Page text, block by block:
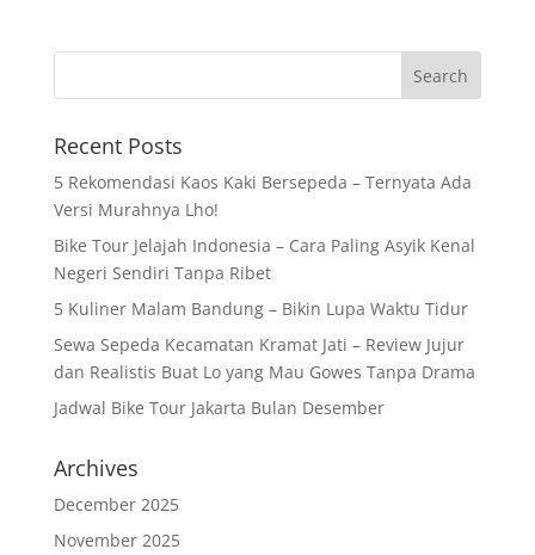
Recent Posts
5 Rekomendasi Kaos Kaki Bersepeda – Ternyata Ada
Versi Murahnya Lho!
Bike Tour Jelajah Indonesia – Cara Paling Asyik Kenal
Negeri Sendiri Tanpa Ribet
5 Kuliner Malam Bandung – Bikin Lupa Waktu Tidur
Sewa Sepeda Kecamatan Kramat Jati – Review Jujur
dan Realistis Buat Lo yang Mau Gowes Tanpa Drama
Jadwal Bike Tour Jakarta Bulan Desember
Archives
December 2025
November 2025